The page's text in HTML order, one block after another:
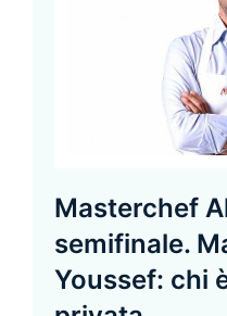
Masterchef
semifinale.
Youssef: chi